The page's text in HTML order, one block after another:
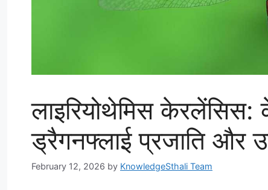
लाइरियोथेमिस
ड्रैगनफ्लाई प्रजाति और
February 12, 2026 by KnowledgeSthali Team